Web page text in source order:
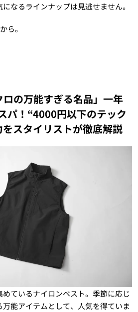
になるラインナップは見逃せません。
から。
の万能すぎる名品」一年
パ！“4000円以下のテック
スタイリストが徹底解説
ているナイロンベスト。季節に応じ
能アイテムとして、人気を得ていま